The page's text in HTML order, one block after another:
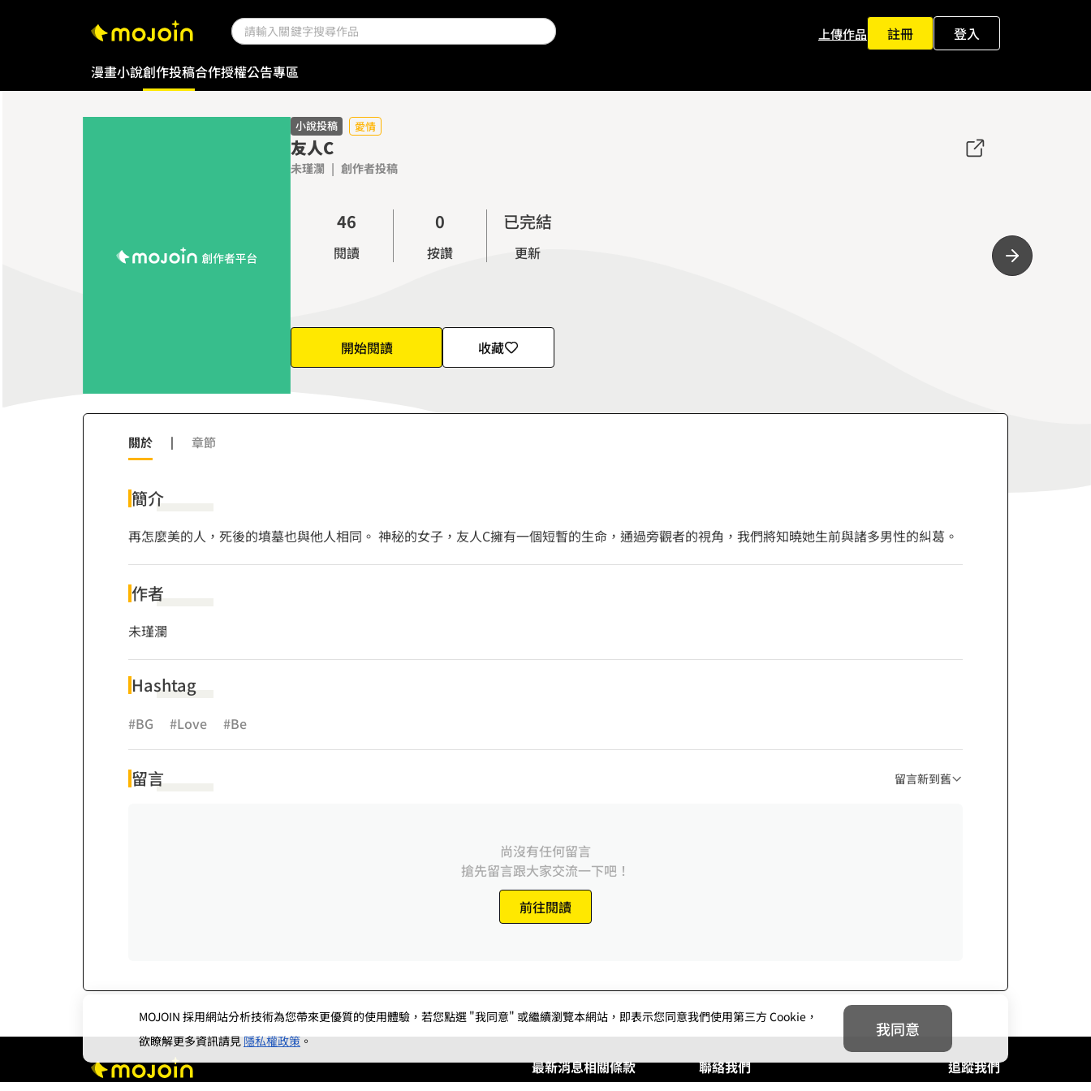
上傳作品 註冊
登入
漫畫小說創作投稿合作授權公告專區
小說投稿 愛情
友人C
未瑾瀾 | 創作者投稿
0
2
4
5
9
2
4
6
7
閱讀
0
1
6
8
按讚
已完結
更新
開始閱讀 收藏
關於 | 章節
簡介
再怎麼美的人，死後的墳墓也與他人相同。 神秘的女子，友人C擁有一個短暫的生命，通過旁觀者的視角，我們將知曉她生前與諸多男性的糾葛。
作者
未瑾瀾
Hashtag
#BG #Love #Be
留言 留言新到舊
尚沒有任何留言
搶先留言跟大家交流一下吧！
前往閱讀
最新消息相關條款 聯絡我們 追蹤我們
MOJOIN 採用網站分析技術為您帶來更優質的使用體驗，若您點選 "我同意" 或繼續瀏覽本網站，即表示您同意我們使用第三方 Cookie，
欲瞭解更多資訊請見隱私權政策。
我同意